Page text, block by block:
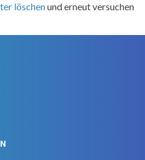
löschenund erneut versuchen